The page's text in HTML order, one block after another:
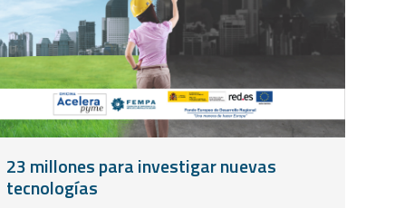
23 millones para investigar nuevas
tecnologías